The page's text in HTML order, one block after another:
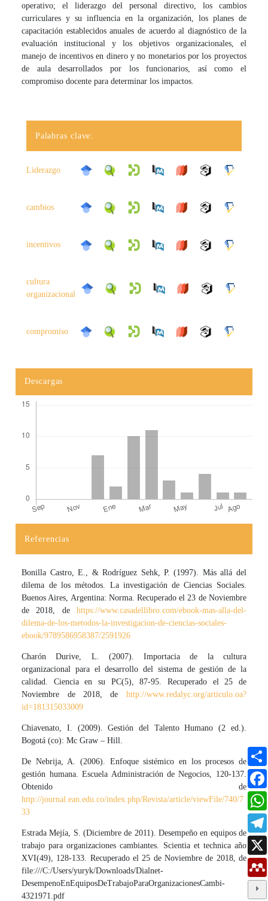
operativo; el liderazgo del personal directivo, los cambios
curriculares y su influencia en la organización, los planes de
capacitación establecidos anuales de acuerdo al diagnóstico de la
evaluación institucional y los objetivos organizacionales, el
manejo de incentivos en dinero y no monetarios por los proyectos
de aula desarrollados por los funcionarios, así como el
compromiso docente para determinar los impactos.
Palabras clave:
Liderazgo
cambios
incentivos
cultura
organizacional
compromiso
Descargas
Referencias
Bonilla Castro, E., & Rodríguez Sehk, P. (1997). Más allá del
dilema de los métodos. La investigación de Ciencias Sociales.
Buenos Aires, Argentina: Norma. Recuperado el 23 de Noviembre
de 2018, de https://www.casadellibro.com/ebook-mas-alla-del-
dilema-de-los-metodos-la-investigacion-de-ciencias-sociales-
ebook/9789586958387/2591926
Charón Durive, L. (2007). Importacia de la cultura
organizacional para el desarrollo del sistema de gestión de la
calidad. Ciencia en su PC(5), 87-95. Recuperado el 25 de
Noviembre de 2018, de http://www.redalyc.org/articulo.oa?
id=181315033009
Chiavenato, I. (2009). Gestión del Talento Humano (2 ed.).
Bogotá (co): Mc Graw – Hill.
De Nebrija, A. (2006). Enfoque sistémico en los procesos de
gestión humana. Escuela Administración de Negocios, 120-137.
Obtenido de
http://journal.ean.edu.co/index.php/Revista/article/viewFile/740/7
33
Estrada Mejía, S. (Diciembre de 2011). Desempeño en equipos de
trabajo para organizaciones cambiantes. Scientia et technica año
XVI(49), 128-133. Recuperado el 25 de Noviembre de 2018, de
file:///C:/Users/yuryk/Downloads/Dialnet-
DesempenoEnEquiposDeTrabajoParaOrganizacionesCambi-
4321971.pdf